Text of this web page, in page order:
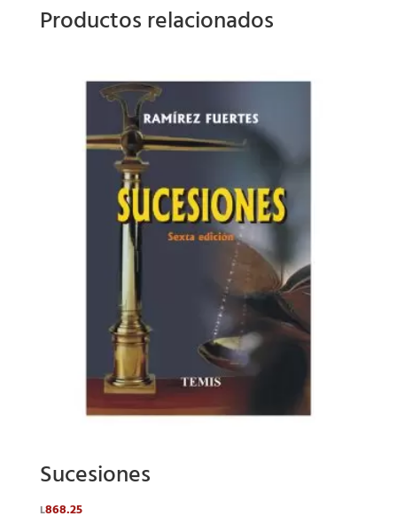
Productos relacionados
Sucesiones
L868.25